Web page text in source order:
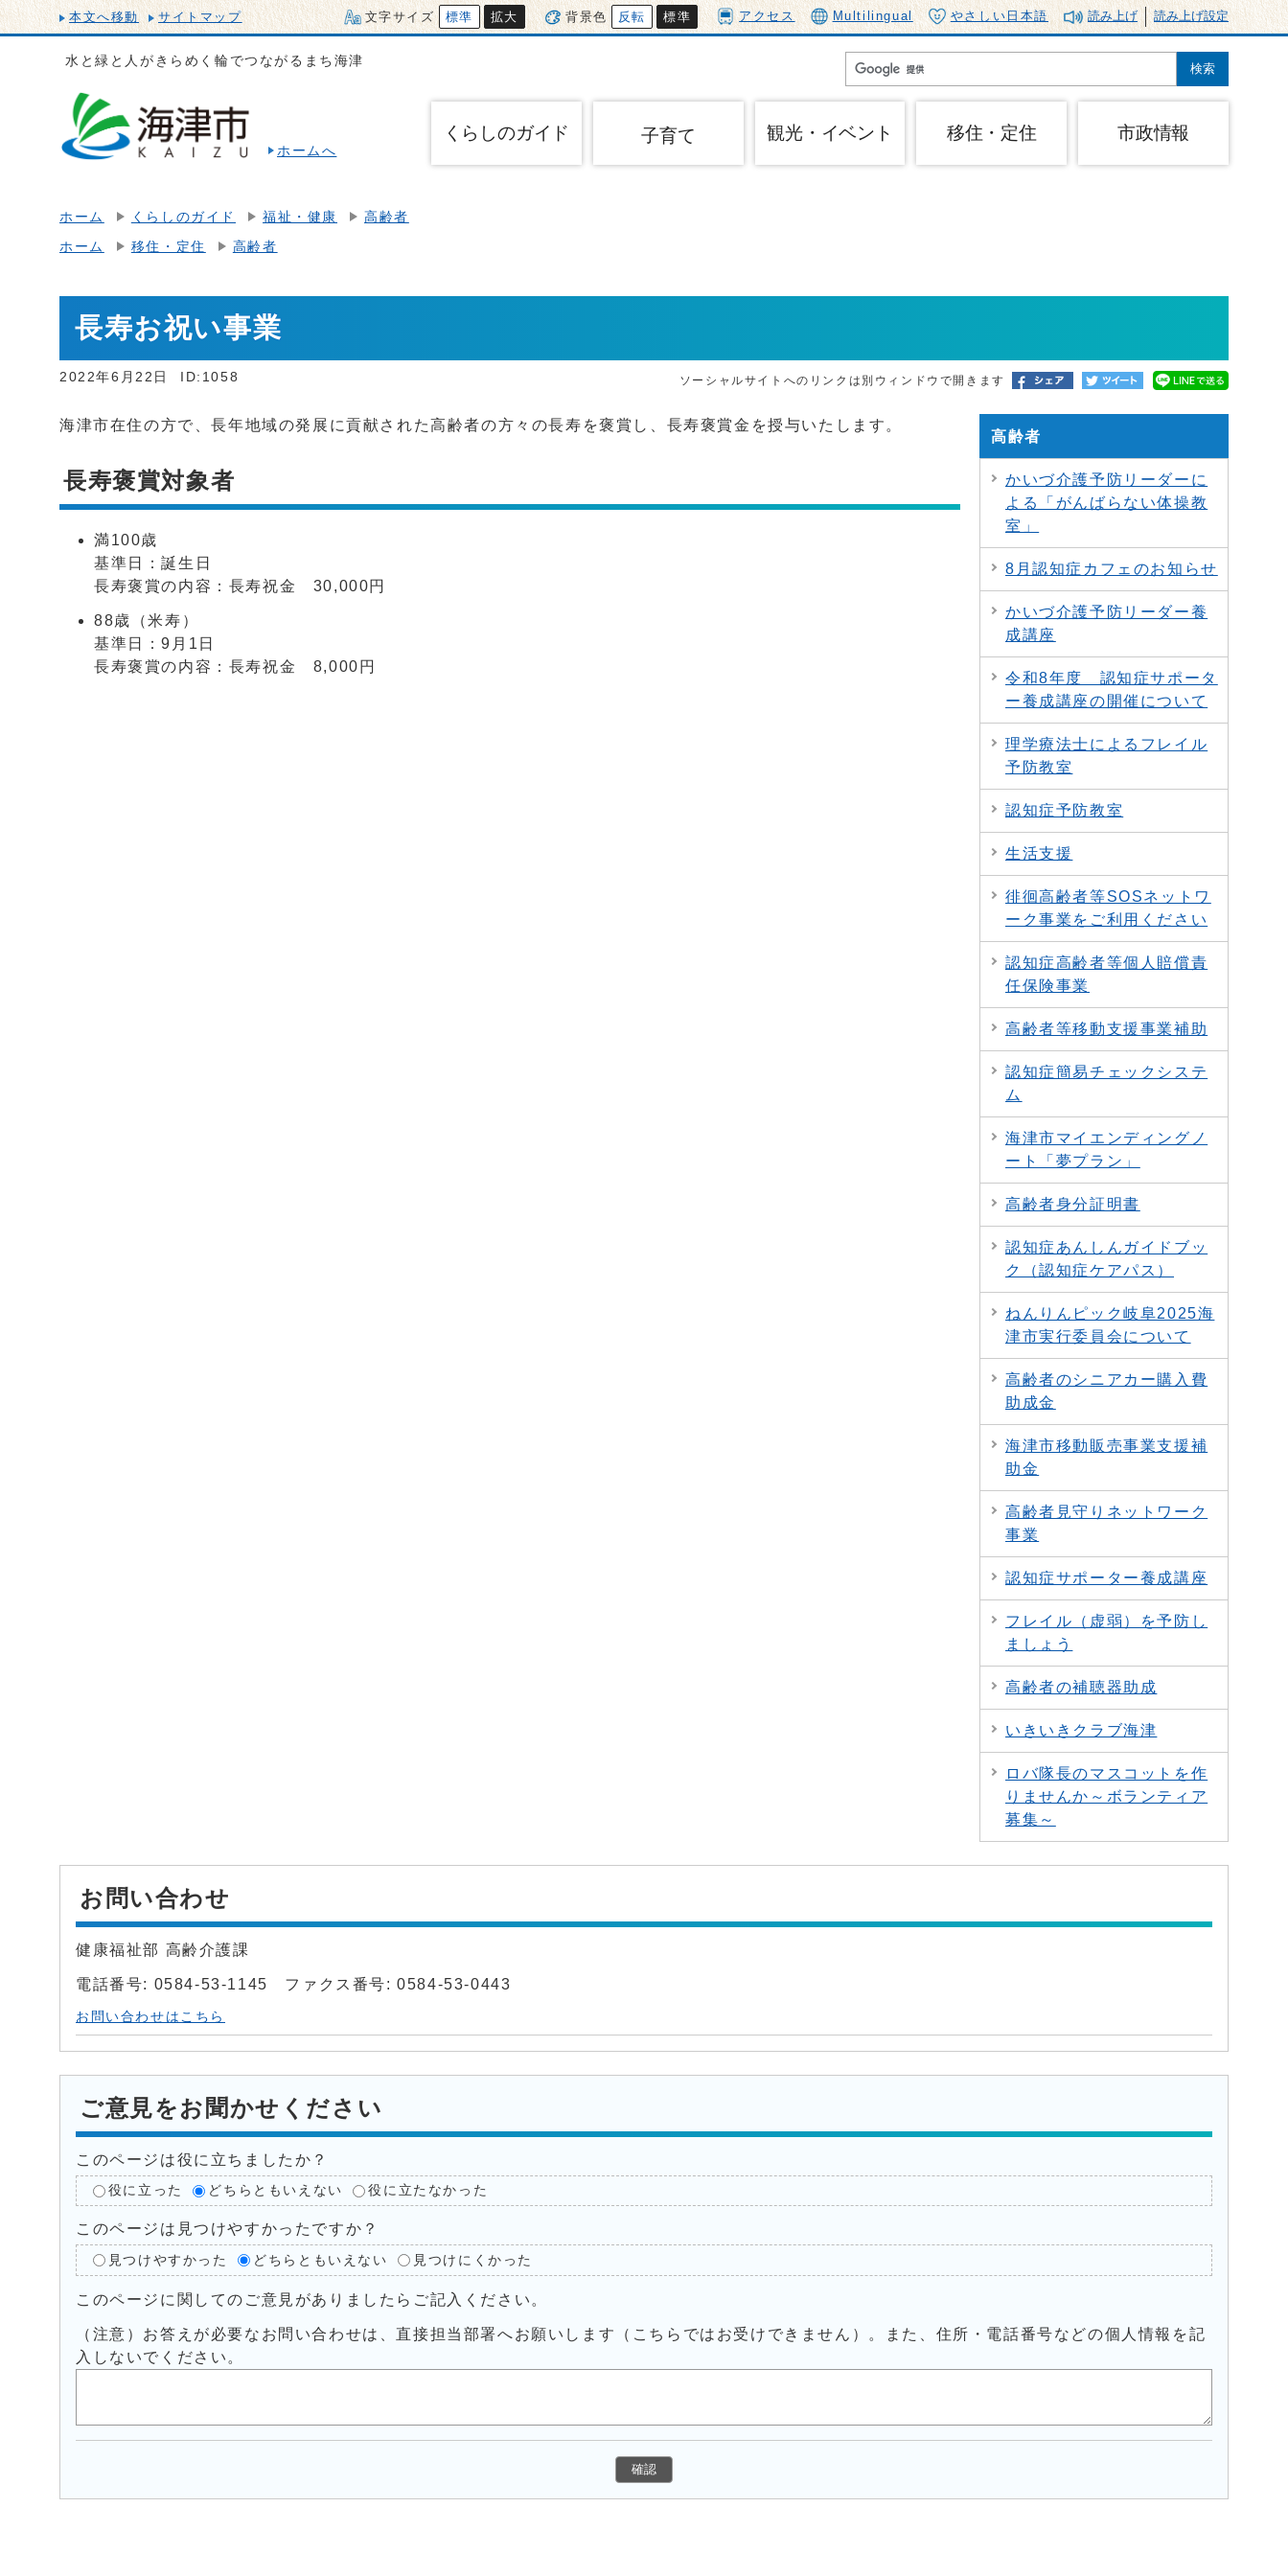
本文へ移動 サイトマップ 文字サイズ 標準 拡大 背景色 反転 標準 アクセス Multilingual やさしい日本語 読み上げ 読み上げ設定
水と緑と人がきらめく輪でつながるまち海津
ホームへ
くらしのガイド 子育て 観光・イベント 移住・定住 市政情報
ホーム くらしのガイド 福祉・健康 高齢者
ホーム 移住・定住 高齢者
長寿お祝い事業
2022年6月22日 ID:1058 ソーシャルサイトへのリンクは別ウィンドウで開きます
海津市在住の方で、長年地域の発展に貢献された高齢者の方々の長寿を褒賞し、長寿褒賞金を授与いたします。
長寿褒賞対象者
満100歳
基準日：誕生日
長寿褒賞の内容：長寿祝金 30,000円
88歳（米寿）
基準日：9月1日
長寿褒賞の内容：長寿祝金 8,000円
高齢者
かいづ介護予防リーダーに
よる「がんばらない体操教
室」
8月認知症カフェのお知らせ
かいづ介護予防リーダー養
成講座
令和8年度 認知症サポータ
ー養成講座の開催について
理学療法士によるフレイル
予防教室
認知症予防教室
生活支援
徘徊高齢者等SOSネットワ
ーク事業をご利用ください
認知症高齢者等個人賠償責
任保険事業
高齢者等移動支援事業補助
認知症簡易チェックシステ
ム
海津市マイエンディングノ
ート「夢プラン」
高齢者身分証明書
認知症あんしんガイドブッ
ク（認知症ケアパス）
ねんりんピック岐阜2025海
津市実行委員会について
高齢者のシニアカー購入費
助成金
海津市移動販売事業支援補
助金
高齢者見守りネットワーク
事業
認知症サポーター養成講座
フレイル（虚弱）を予防し
ましょう
高齢者の補聴器助成
いきいきクラブ海津
ロバ隊長のマスコットを作
りませんか～ボランティア
募集～
お問い合わせ
健康福祉部 高齢介護課
電話番号: 0584-53-1145 ファクス番号: 0584-53-0443
お問い合わせはこちら
ご意見をお聞かせください
このページは役に立ちましたか？
役に立った どちらともいえない 役に立たなかった
このページは見つけやすかったですか？
見つけやすかった どちらともいえない 見つけにくかった
このページに関してのご意見がありましたらご記入ください。
（注意）お答えが必要なお問い合わせは、直接担当部署へお願いします（こちらではお受けできません）。また、住所・電話番号などの個人情報を記
入しないでください。